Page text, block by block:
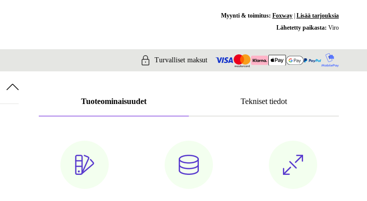
Myynti & toimitus: Foxway| Lisää tarjouksia
Lähetetty paikasta: Viro
Turvalliset maksut
Tuoteominaisuudet Tekniset tiedot